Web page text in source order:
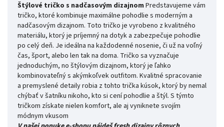
Štýlové tričko s nadčasovým dizajnom Predstavujeme vám
tričko, ktoré kombinuje maximálne pohodlie s moderným a
nadčasovým dizajnom. Toto tričko je vyrobeno z kvalitného
materiálu, ktorý je príjemný na dotyk a zabezpečuje pohodlie
po celý deň. Je ideálna na každodenné nosenie, či už na voľný
čas, šport, alebo len tak na doma. Tričko sa vyznačuje
jednoduchým, no štýlovým dizajnom, ktorý je ľahko
kombinovateľný s akýmkoľvek outfitom. Kvalitné spracovanie
a premyslené detaily robia z tohto trička kúsok, ktorý by nemal
chýbať v šatníku nikoho, kto si cení pohodlie a štýl. S týmto
tričkom získate nielen komfort, ale aj vyniknete svojím
módnym vkusom